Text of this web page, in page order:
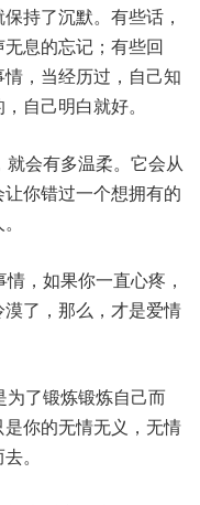
持了沉默。有些话，
息的忘记；有些回
，当经历过，自己知
自己明白就好。
会有多温柔。它会从
你错过一个想拥有的
，如果你一直心疼，
了，那么，才是爱情
为了锻炼锻炼自己而
你的无情无义，无情
。